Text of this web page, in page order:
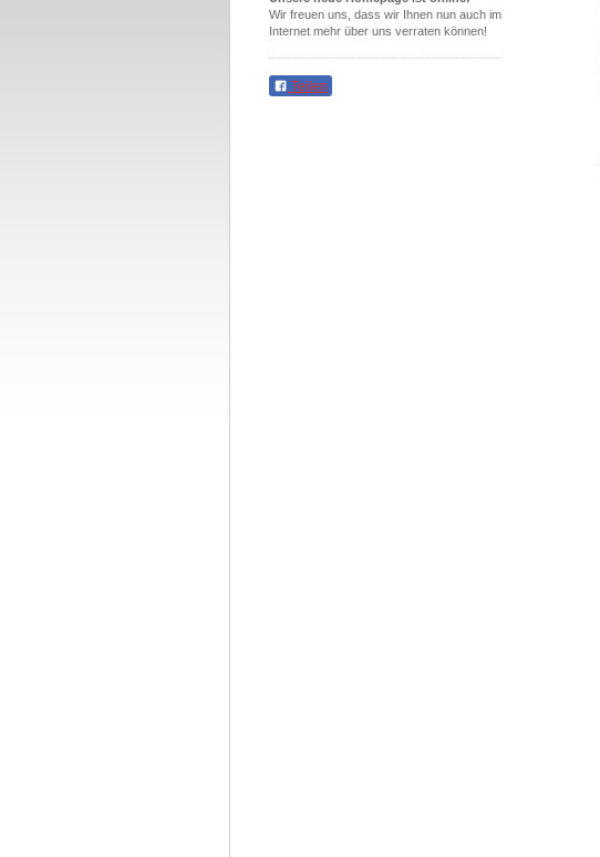
Wir freuen uns, dass wir Ihnen nun auch im
Internet mehr über uns verraten können!
Teilen